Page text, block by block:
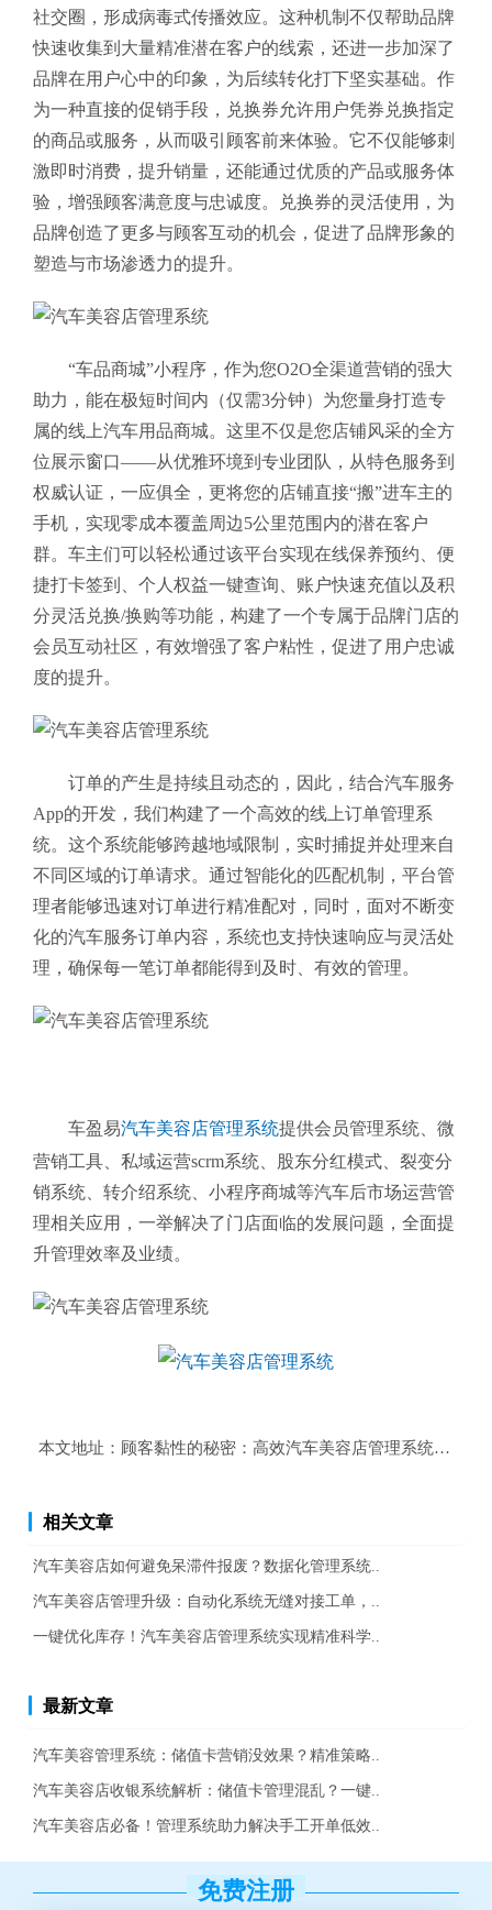
社交圈，形成病毒式传播效应。这种机制不仅帮助品牌
快速收集到大量精准潜在客户的线索，还进一步加深了
品牌在用户心中的印象，为后续转化打下坚实基础。作
为一种直接的促销手段，兑换券允许用户凭券兑换指定
的商品或服务，从而吸引顾客前来体验。它不仅能够刺
激即时消费，提升销量，还能通过优质的产品或服务体
验，增强顾客满意度与忠诚度。兑换券的灵活使用，为
品牌创造了更多与顾客互动的机会，促进了品牌形象的
塑造与市场渗透力的提升。
“车品商城”小程序，作为您O2O全渠道营销的强大
助力，能在极短时间内（仅需3分钟）为您量身打造专
属的线上汽车用品商城。这里不仅是您店铺风采的全方
位展示窗口——从优雅环境到专业团队，从特色服务到
权威认证，一应俱全，更将您的店铺直接“搬”进车主的
手机，实现零成本覆盖周边5公里范围内的潜在客户
群。 车主们可以轻松通过该平台实现在线保养预约、便
捷打卡签到、个人权益一键查询、账户快速充值以及积
分灵活兑换/换购等功能，构建了一个专属于品牌门店的
会员互动社区，有效增强了客户粘性，促进了用户忠诚
度的提升。
订单的产生是持续且动态的，因此，结合汽车服务
App的开发，我们构建了一个高效的线上订单管理系
统。这个系统能够跨越地域限制，实时捕捉并处理来自
不同区域的订单请求。通过智能化的匹配机制，平台管
理者能够迅速对订单进行精准配对，同时，面对不断变
化的汽车服务订单内容，系统也支持快速响应与灵活处
理，确保每一笔订单都能得到及时、有效的管理。
车盈易汽车美容店管理系统提供会员管理系统、微
营销工具、私域运营scrm系统、股东分红模式、裂变分
销系统、转介绍系统、小程序商城等汽车后市场运营管
理相关应用，一举解决了门店面临的发展问题，全面提
升管理效率及业绩。
本文地址： 顾客黏性的秘密：高效汽车美容店管理系统如何助
相关文章
汽车美容店如何避免呆滞件报废？数据化管理系统..
汽车美容店管理升级：自动化系统无缝对接工单，..
一键优化库存！汽车美容店管理系统实现精准科学..
最新文章
汽车美容管理系统：储值卡营销没效果？精准策略..
汽车美容店收银系统解析：储值卡管理混乱？一键..
汽车美容店必备！管理系统助力解决手工开单低效..
免费注册